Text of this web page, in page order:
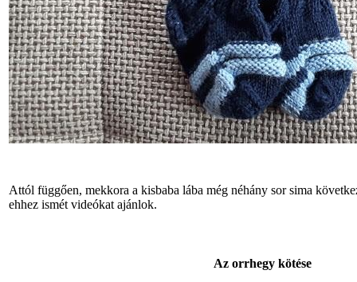
Attól függően, mekkora a kisbaba lába még néhány sor sima
ehhez ismét videókat ajánlok.
Az orrhegy kötése